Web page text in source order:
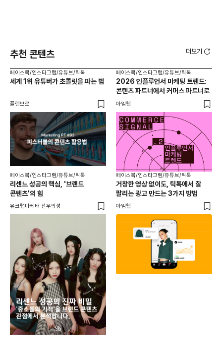
추천 콘텐츠 더보기
페이스북/인스타그램/유튜브/틱톡
세계 1위 유튜버가 초콜릿을 파는 법
플랜브로
페이스북/인스타그램/유튜브/틱톡
2026 인플루언서 마케팅 트렌드:
콘텐츠 파트너에서 커머스 파트너로
아임웹
페이스북/인스타그램/유튜브/틱톡
리센느 성공의 핵심, '브랜드
콘텐츠'의 힘
유크랩마케터 선우의성
페이스북/인스타그램/유튜브/틱톡
거창한 영상 없이도, 틱톡에서 잘
팔리는 광고 만드는 3가지 방법
아임웹